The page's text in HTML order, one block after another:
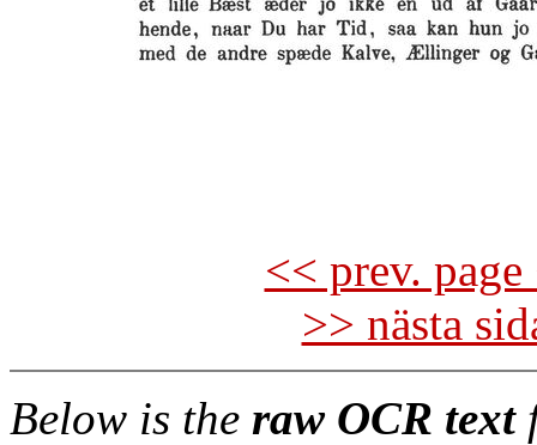
<< prev.
>> nästa
Below is the raw OCR text